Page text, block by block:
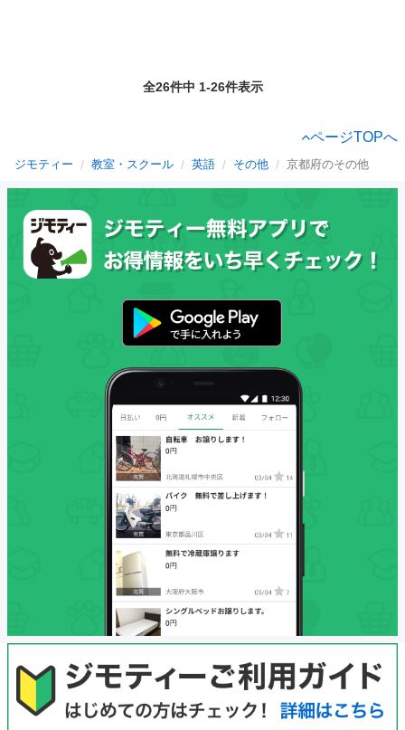
全26件中 1-26件表示
ページTOPへ
ジモティー 教室・スクール 英語 その他 京都府のその他